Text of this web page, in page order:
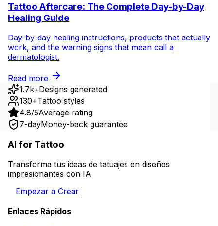
Tattoo Aftercare: The Complete Day-by-Day
Healing Guide
Day-by-day healing instructions, products that actually
work, and the warning signs that mean call a
dermatologist.
Read more
1.7k+Designs generated
130+Tattoo styles
4.8/5Average rating
7-dayMoney-back guarantee
AI for Tattoo
Transforma tus ideas de tatuajes en diseños
impresionantes con IA
Empezar a Crear
Enlaces Rápidos